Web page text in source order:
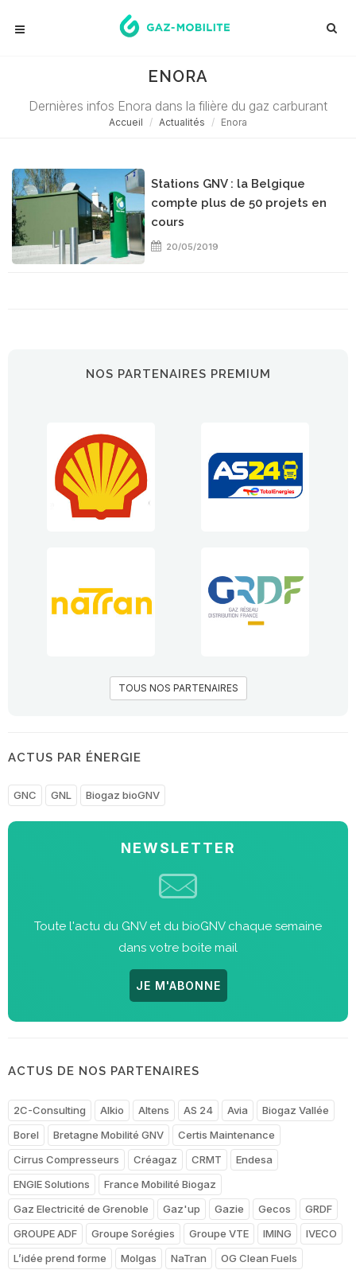
ENORA
Dernières infos Enora dans la filière du gaz carburant
Accueil Actualités Enora
Stations GNV : la Belgique
compte plus de 50 projets en
cours
20/05/2019
NOS PARTENAIRES PREMIUM
TOUS NOS PARTENAIRES
ACTUS PAR ÉNERGIE
GNC GNL Biogaz bioGNV
NEWSLETTER
Toute l'actu du GNV et du bioGNV chaque semaine
dans votre boite mail
JE M'ABONNE
ACTUS DE NOS PARTENAIRES
2C-Consulting Alkio Altens AS 24 Avia
Biogaz Vallée
Borel
Bretagne Mobilité GNV
Certis Maintenance
Cirrus Compresseurs
Créagaz CRMT
Endesa
ENGIE Solutions
France Mobilité Biogaz
Gaz Electricité de Grenoble
Gaz'up Gazie Gecos
GRDF
GROUPE ADF
Groupe Sorégies Groupe VTE IMING
IVECO
L’idée prend forme
Molgas NaTran
OG Clean Fuels